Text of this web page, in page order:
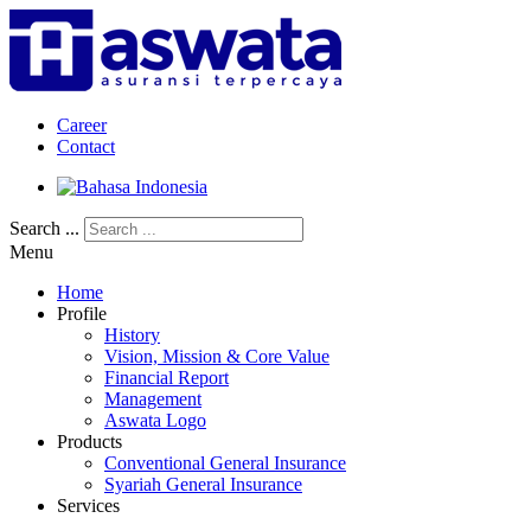
Career
Contact
Search ...
Menu
Home
Profile
History
Vision, Mission & Core Value
Financial Report
Management
Aswata Logo
Products
Conventional General Insurance
Syariah General Insurance
Services